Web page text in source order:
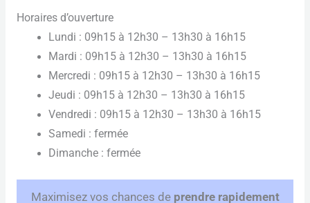
Horaires d’ouverture
Lundi : 09h15 à 12h30 – 13h30 à 16h15
Mardi : 09h15 à 12h30 – 13h30 à 16h15
Mercredi : 09h15 à 12h30 – 13h30 à 16h15
Jeudi : 09h15 à 12h30 – 13h30 à 16h15
Vendredi : 09h15 à 12h30 – 13h30 à 16h15
Samedi : fermée
Dimanche : fermée
Maximisez vos chances de prendre rapidement